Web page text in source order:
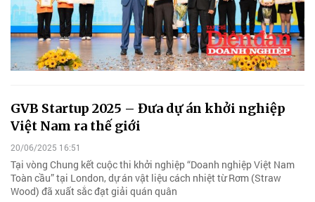
GVB Startup 2025 – Đưa dự án khởi nghiệp
Việt Nam ra thế giới
20/06/2025 16:51
Tại vòng Chung kết cuộc thi khởi nghiệp “Doanh nghiệp Việt Nam
Toàn cầu” tại London, dự án vật liệu cách nhiệt từ Rơm (Straw
Wood) đã xuất sắc đạt giải quán quân